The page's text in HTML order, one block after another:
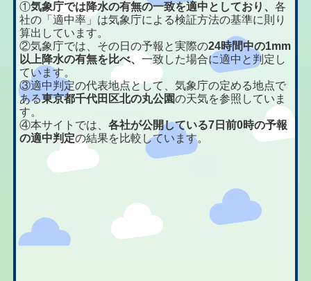
①気象庁では降水の有無の一致を適中としており、各
社の「適中率」は気象庁による検証方法の基準に則り
算出しています。
②気象庁では、その日の予報と実際の24時間中の1mm
以上降水の有無を比べ、一致した場合に適中と判定し
ています。
③適中判定の代表地点として、気象庁の定める地点で
ある東京都千代田区北の丸公園の天気を参照していま
す。
④本サイトでは、各社が公開している7日前0時の予報
の適中判定の結果を比較しています。